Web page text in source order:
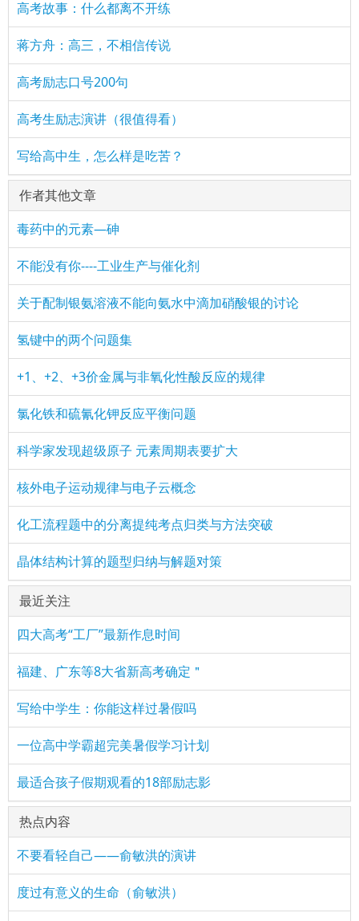
高考故事：什么都离不开练
蒋方舟：高三，不相信传说
高考励志口号200句
高考生励志演讲（很值得看）
写给高中生，怎么样是吃苦？
作者其他文章
毒药中的元素—砷
不能没有你----工业生产与催化剂
关于配制银氨溶液不能向氨水中滴加硝酸银的讨论
氢键中的两个问题集
+1、+2、+3价金属与非氧化性酸反应的规律
氯化铁和硫氰化钾反应平衡问题
科学家发现超级原子 元素周期表要扩大
核外电子运动规律与电子云概念
化工流程题中的分离提纯考点归类与方法突破
晶体结构计算的题型归纳与解题对策
最近关注
四大高考“工厂”最新作息时间
福建、广东等8大省新高考确定＂
写给中学生：你能这样过暑假吗
一位高中学霸超完美暑假学习计划
最适合孩子假期观看的18部励志影
热点内容
不要看轻自己——俞敏洪的演讲
度过有意义的生命（俞敏洪）